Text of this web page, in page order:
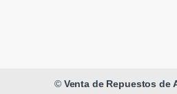
© Venta de Repuestos de